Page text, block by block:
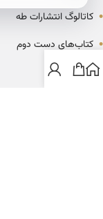
• کاتالوگ انتشارات طه
• کتاب‌های دست دوم
• بلاگ